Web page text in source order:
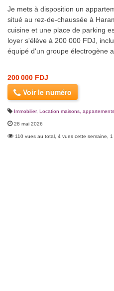
Je mets à disposition un
situé au rez-de-chaussée à
cuisine et une place de parking
loyer s'élève à 200 000 FDJ,
équipé d'un groupe électrogène
200 000 FDJ
Voir le numéro
Immobilier, Location maisons, appartements
28 mai 2026
110 vues au total, 4 vues cette semaine,